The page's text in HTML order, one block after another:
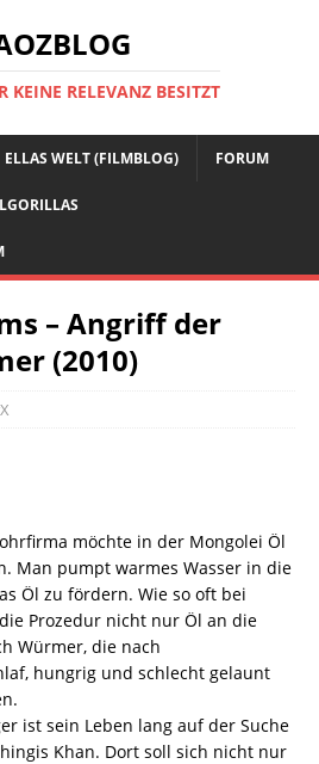
KEINE RELEVANZ BESITZT
ELLAS WELT (FILMBLOG) FORUM
– Angriff der
(2010)
möchte in der Mongolei Öl
Man pumpt warmes Wasser in die
Öl zu fördern. Wie so oft bei
Prozedur nicht nur Öl an die
Würmer, die nach
hungrig und schlecht gelaunt
ist sein Leben lang auf der Suche
Khan. Dort soll sich nicht nur